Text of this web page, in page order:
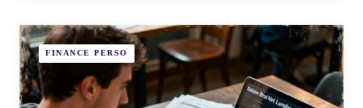
FINANCE PERSO